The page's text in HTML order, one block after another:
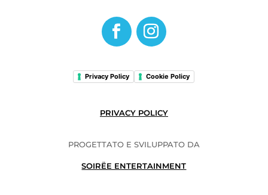
Privacy Policy Cookie Policy
PRIVACY POLICY
PROGETTATO E SVILUPPATO DA
SOIRËE ENTERTAINMENT